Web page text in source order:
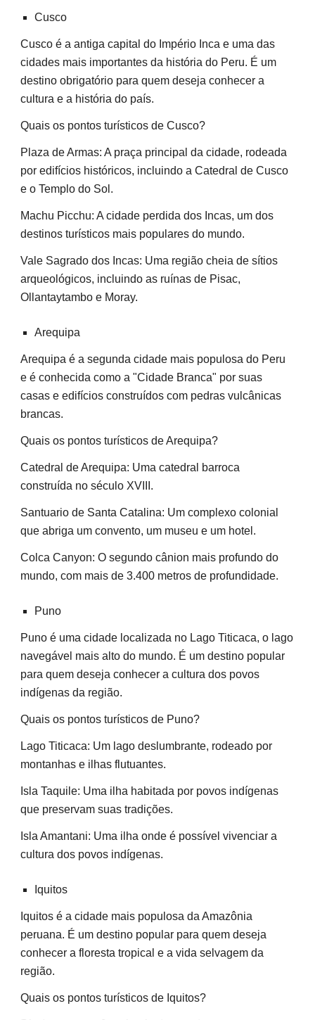
Cusco
Cusco é a antiga capital do Império Inca e uma das
cidades mais importantes da história do Peru. É um
destino obrigatório para quem deseja conhecer a
cultura e a história do país.
Quais os pontos turísticos de Cusco?
Plaza de Armas: A praça principal da cidade, rodeada
por edifícios históricos, incluindo a Catedral de Cusco
e o Templo do Sol.
Machu Picchu: A cidade perdida dos Incas, um dos
destinos turísticos mais populares do mundo.
Vale Sagrado dos Incas: Uma região cheia de sítios
arqueológicos, incluindo as ruínas de Pisac,
Ollantaytambo e Moray.
Arequipa
Arequipa é a segunda cidade mais populosa do Peru
e é conhecida como a "Cidade Branca" por suas
casas e edifícios construídos com pedras vulcânicas
brancas.
Quais os pontos turísticos de Arequipa?
Catedral de Arequipa: Uma catedral barroca
construída no século XVIII.
Santuario de Santa Catalina: Um complexo colonial
que abriga um convento, um museu e um hotel.
Colca Canyon: O segundo cânion mais profundo do
mundo, com mais de 3.400 metros de profundidade.
Puno
Puno é uma cidade localizada no Lago Titicaca, o lago
navegável mais alto do mundo. É um destino popular
para quem deseja conhecer a cultura dos povos
indígenas da região.
Quais os pontos turísticos de Puno?
Lago Titicaca: Um lago deslumbrante, rodeado por
montanhas e ilhas flutuantes.
Isla Taquile: Uma ilha habitada por povos indígenas
que preservam suas tradições.
Isla Amantani: Uma ilha onde é possível vivenciar a
cultura dos povos indígenas.
Iquitos
Iquitos é a cidade mais populosa da Amazônia
peruana. É um destino popular para quem deseja
conhecer a floresta tropical e a vida selvagem da
região.
Quais os pontos turísticos de Iquitos?